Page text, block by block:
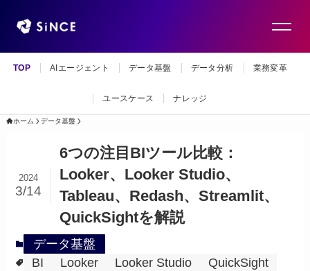
TOP AIエージェント データ基盤 データ分析 業務変革
ユースケース ナレッジ
ホーム データ基盤
6つの注目BIツール比較：
Looker、Looker Studio、
Tableau、Redash、Streamlit、
QuickSightを解説
2024
3/14
データ基盤
BI
Looker Looker Studio
QuickSight